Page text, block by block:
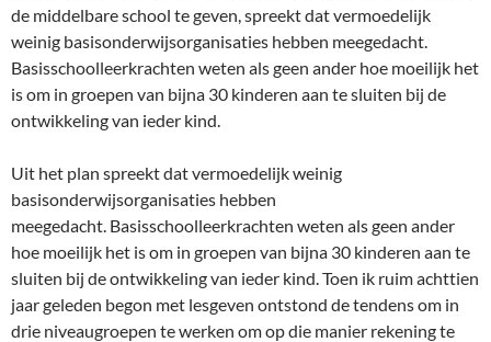
de middelbare school te geven, spreekt dat vermoedelijk
weinig basisonderwijsorganisaties hebben meegedacht.
Basisschoolleerkrachten weten als geen ander hoe moeilijk het
is om in groepen van bijna 30 kinderen aan te sluiten bij de
ontwikkeling van ieder kind.
Uit het plan spreekt dat vermoedelijk weinig
basisonderwijsorganisaties hebben
meegedacht. Basisschoolleerkrachten weten als geen ander
hoe moeilijk het is om in groepen van bijna 30 kinderen aan te
sluiten bij de ontwikkeling van ieder kind. Toen ik ruim achttien
jaar geleden begon met lesgeven ontstond de tendens om in
drie niveaugroepen te werken om op die manier rekening te